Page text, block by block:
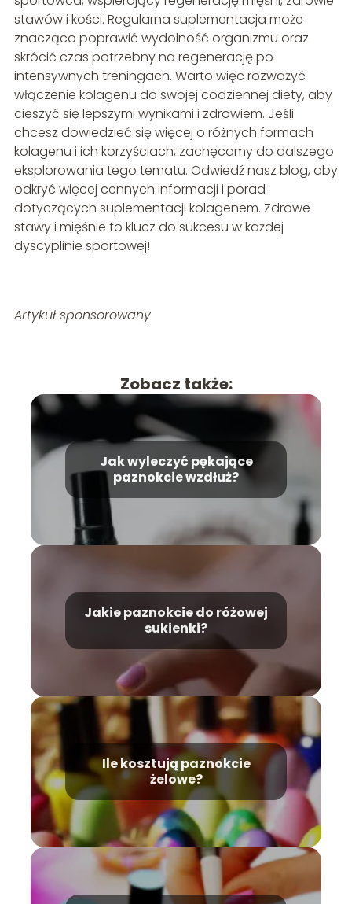
stawów i kości. Regularna suplementacja może
znacząco poprawić wydolność organizmu oraz
skrócić czas potrzebny na regenerację po
intensywnych treningach. Warto więc rozważyć
włączenie kolagenu do swojej codziennej diety, aby
cieszyć się lepszymi wynikami i zdrowiem. Jeśli
chcesz dowiedzieć się więcej o różnych formach
kolagenu i ich korzyściach, zachęcamy do dalszego
eksplorowania tego tematu. Odwiedź nasz blog, aby
odkryć więcej cennych informacji i porad
dotyczących suplementacji kolagenem. Zdrowe
stawy i mięśnie to klucz do sukcesu w każdej
dyscyplinie sportowej!
Artykuł sponsorowany
Zobacz także:
Jak wyleczyć pękające
paznokcie wzdłuż?
Jakie paznokcie do różowej
sukienki?
Ile kosztują paznokcie
żelowe?